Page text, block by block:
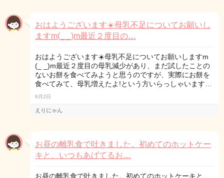
おはようございます☀️母乳不足についてお願いし
ますm(_ _)m最近２度目の…
おはようございます☀️母乳不足についてお願いしますm
(_ _)m最近２度目の母乳減少があり、まだ試したことの
ないお餅を食べてみようと思うのですが、実際にお餅を
食べてみて、母乳増えたよ!という方いらっしゃいます…
9月2日
えりにゃん
お昼の離乳食で吐きました。初めてのホットケー
キと、いつもあげてるお…
お昼の離乳食で吐きました。初めてのホットケーキと、